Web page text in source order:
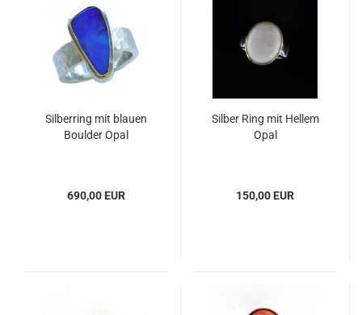
Silberring mit blauen
Boulder Opal
690,00 EUR
Silber Ring mit Hellem
Opal
150,00 EUR